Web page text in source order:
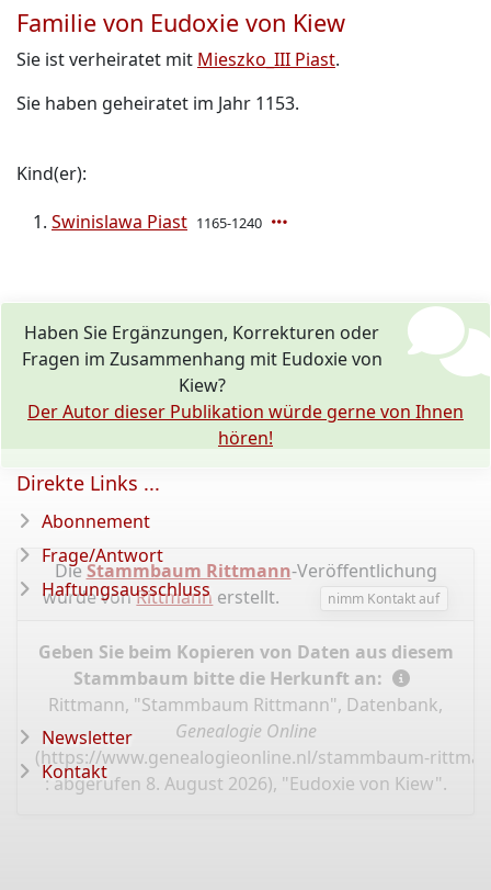
Familie von Eudoxie von Kiew
Sie ist verheiratet mit Mieszko_III Piast.
Sie haben geheiratet im Jahr 1153.
Kind(er):
Swinislawa Piast 1165-1240
Haben Sie Ergänzungen, Korrekturen oder
Fragen im Zusammenhang mit Eudoxie von
Kiew?
Der Autor dieser Publikation würde gerne von Ihnen
hören!
Die Stammbaum Rittmann-Veröffentlichung
wurde vonRittmann erstellt. nimm Kontakt auf
Geben Sie beim Kopieren von Daten aus diesem
Stammbaum bitte die Herkunft an:
Rittmann, "Stammbaum Rittmann", Datenbank,
Genealogie Online
(https://www.genealogieonline.nl/stammbaum-
: abgerufen 8. August 2026), "Eudoxie von Kiew".
Direkte Links ...
Abonnement
Frage/Antwort
Haftungsausschluss
Newsletter
Kontakt